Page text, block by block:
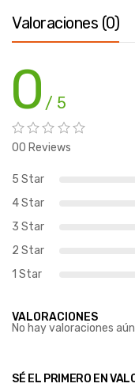
Valoraciones (0)
0 / 5
00 Reviews
5 Star
4 Star
3 Star
2 Star
1 Star
VALORACIONES
No hay valoraciones
SÉ EL PRIMERO EN